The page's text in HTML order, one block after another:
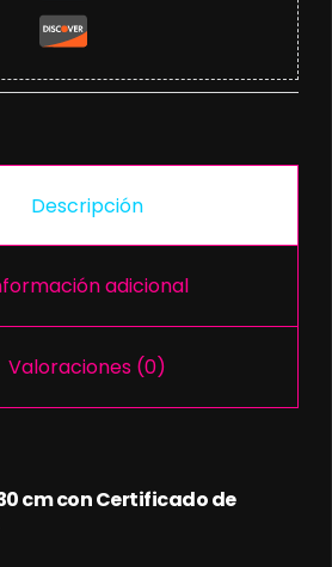
Descripción
adicional
Valoraciones (0)
cm con Certificado de